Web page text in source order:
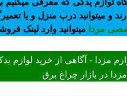
لوازم یدکی که معرفی
و میتوانید درب منزل و یا
مزدا میتوانید وارد لینک
مزدا - آگاهی از خرید لوازم
در بازار چراغ برق